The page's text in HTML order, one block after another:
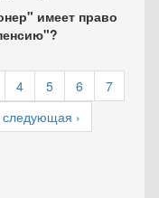
имеет право
4 5 6
7
следующая ›